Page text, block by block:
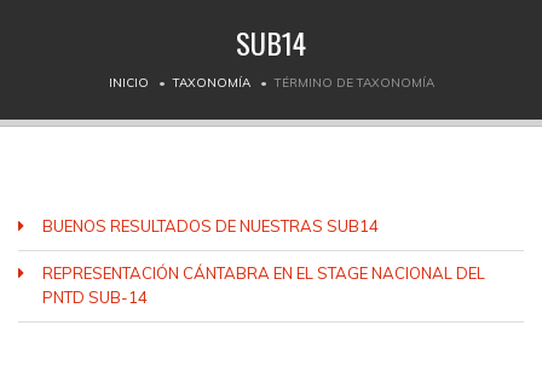
SUB14
INICIO TAXONOMÍA TÉRMINO DE TAXONOMÍA
BUENOS RESULTADOS DE NUESTRAS SUB14
REPRESENTACIÓN CÁNTABRA EN EL STAGE NACIONAL DEL
PNTD SUB-14